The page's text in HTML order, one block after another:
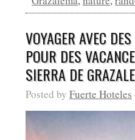
VOYAGER AVEC
POUR DES
SIERRA DE
Posted by Fuerte Hoteles